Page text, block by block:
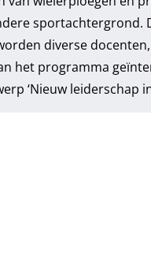
sportachtergrond.
diverse
het programma
‘Nieuw leiderschap